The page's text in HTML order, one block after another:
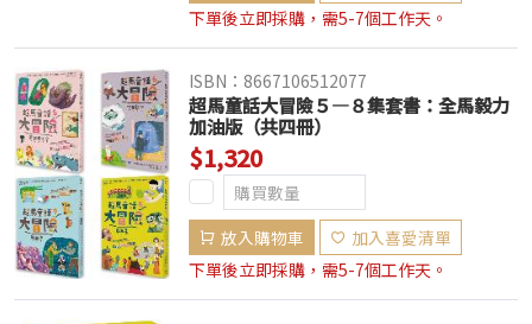
下單後立即採購，需5-7個工作天。
ISBN：8667106512077
超馬童話大冒險５—８集套書：全馬毅力
加油版（共四冊）
$1,320
放入購物車
加入喜愛清單
下單後立即採購，需5-7個工作天。